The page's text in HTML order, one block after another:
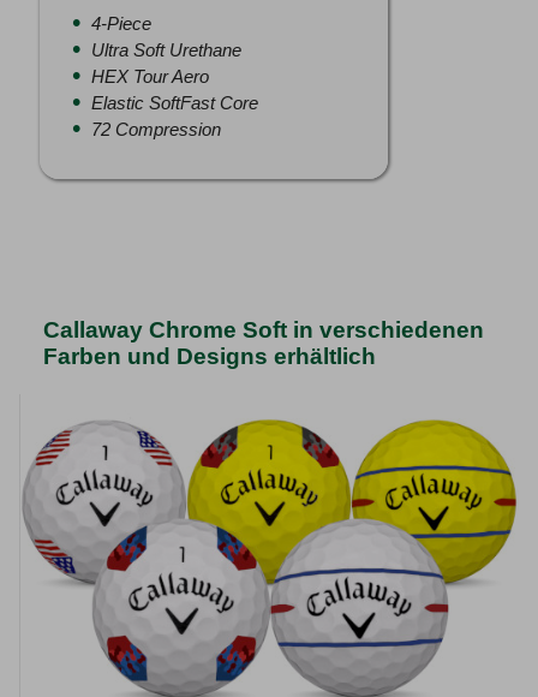
4-Piece
Ultra Soft Urethane
HEX Tour Aero
Elastic SoftFast Core
72 Compression
Callaway Chrome Soft in verschiedenen
Farben und Designs erhältlich